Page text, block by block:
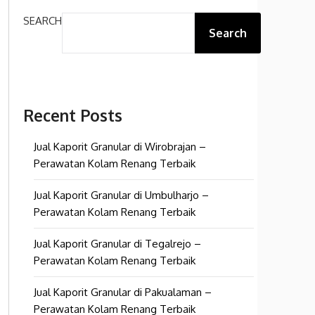
SEARCH
Search
Recent Posts
Jual Kaporit Granular di Wirobrajan –
Perawatan Kolam Renang Terbaik
Jual Kaporit Granular di Umbulharjo –
Perawatan Kolam Renang Terbaik
Jual Kaporit Granular di Tegalrejo –
Perawatan Kolam Renang Terbaik
Jual Kaporit Granular di Pakualaman –
Perawatan Kolam Renang Terbaik